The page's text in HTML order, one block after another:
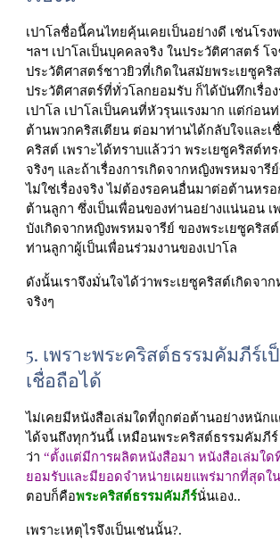
เปาโลชื่อนี้คนไทยคุ้นเคยเป็นอย่างดี เช่นโรง
ฯลฯ เปาโลเป็นบุคคลจริง ในประวัติศาสตร์ โ
ประวัติศาสตร์ชาวยิวที่เกิดในสมัยพระเยซูคริ
ประวัติศาสตร์ที่ทั่วโลกยอมรับ ก็ได้บันทึกเรื่อ
เปาโล เปาโลเป็นคนที่หัวรุนแรงมาก แต่ก่อน
ต้านพวกคริสเตียน ต่อมาท่านได้กลับใจและเ
คริสต์ เพราะได้ทราบแล้วว่า พระเยซูคริสต์ทร
จริงๆ และถ้าเรื่องการเกิดจากหญิงพรหมจารี
ไม่ใช่เรื่องจริง ไม่ต้องรอคนอื่นมาต่อต้านหรอ
ต้านลูกา ซึ่งเป็นเพื่อนของท่านอย่างแน่นอน เ
บังเกิดจากหญิงพรหมจารีย์ ของพระเยซูคริส
ท่านลูกาผู้เป็นเพื่อนร่วมงานของเปาโล
ดังนั้นเราจึงมั่นใจได้ว่าพระเยซูคริสต์เกิดจา
จริงๆ
5. เพราะพระคริสต์ธรรมคัมภีร์
เชื่อถือได้
ไม่เคยมีหนังสือเล่มใดที่ถูกต่อต้านอย่างหนัก
ได้จนถึงทุกวันนี้ เหมือนพระคริสต์ธรรมคัมภีร์
ว่า “ตั้งแต่มีการผลิตหนังสือมา หนังสือเล่มใด
ยอมรับและมียอดจำหน่ายเผยแพร่มากที่สุดใน
ตอบก็คือพระคริสต์ธรรมคัมภีร์นั่นเอง..
เพราะเหตุไรจึงเป็นเช่นนั้น?.